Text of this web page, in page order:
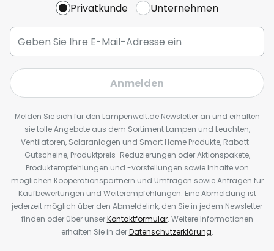
Privatkunde Unternehmen
Anmelden
Melden Sie sich für den Lampenwelt.de Newsletter an und erhalten
sie tolle Angebote aus dem Sortiment Lampen und Leuchten,
Ventilatoren, Solaranlagen und Smart Home Produkte, Rabatt-
Gutscheine, Produktpreis-Reduzierungen oder Aktionspakete,
Produktempfehlungen und -vorstellungen sowie Inhalte von
möglichen Kooperationspartnern und Umfragen sowie Anfragen für
Kaufbewertungen und Weiterempfehlungen. Eine Abmeldung ist
jederzeit möglich über den Abmeldelink, den Sie in jedem Newsletter
finden oder über unserKontaktformular. Weitere Informationen
erhalten Sie in derDatenschutzerklärung.